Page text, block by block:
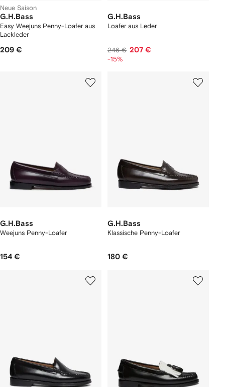
Neue Saison
G.H.Bass
Easy Weejuns Penny-Loafer aus
Lackleder
209 €
G.H.Bass
Loafer aus Leder
246 € 207 €
-15%
G.H.Bass
Weejuns Penny-Loafer
154 €
G.H.Bass
Klassische Penny-Loafer
180 €